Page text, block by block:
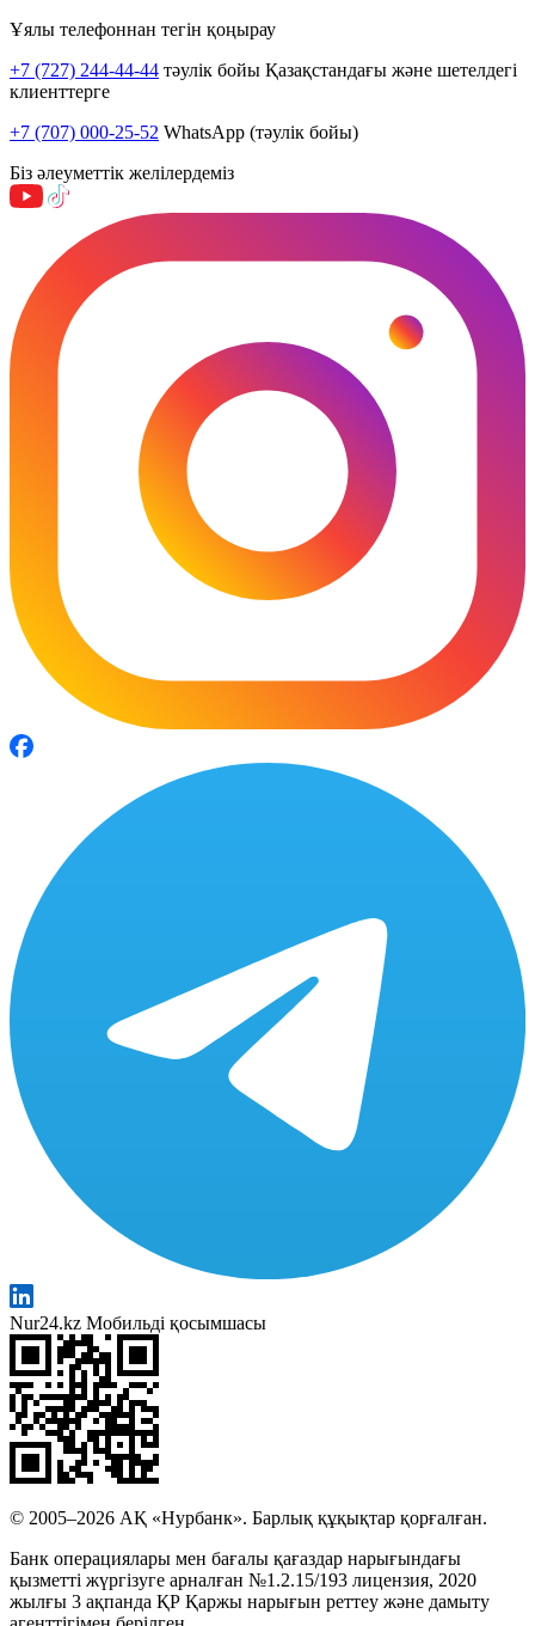
Ұялы телефоннан тегін қоңырау
+7 (727) 244-44-44 тәулік бойы Қазақстандағы және шетелдегі
клиенттерге
+7 (707) 000-25-52 WhatsApp (тәулік бойы)
Біз әлеуметтік желілердеміз
Nur24.kz Мобильді қосымшасы
© 2005–2026 АҚ «Нурбанк». Барлық құқықтар қорғалған.
Банк операциялары мен бағалы қағаздар нарығындағы
қызметті жүргізуге арналған №1.2.15/193 лицензия, 2020
жылғы 3 ақпанда ҚР Қаржы нарығын реттеу және дамыту